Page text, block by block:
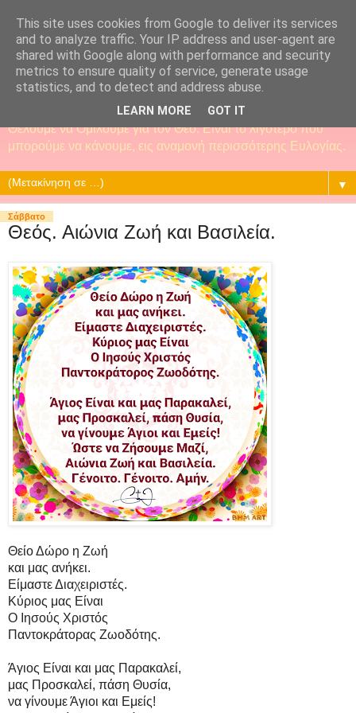
Θέλουμε να Ομιλούμε για τον Θεό. Είναι το λιγότερο που
μπορούμε να κάνουμε, εις αναμονή περισσότερης Ευλογίας.
▼
Σάββατο
Θεός. Αιώνια Ζωή και Βασιλεία.
Θείο Δώρο η Ζωή
και μας ανήκει.
Είμαστε Διαχειριστές.
Κύριος μας Είναι
Ο Ιησούς Χριστός
Παντοκράτορας Ζωοδότης.
Άγιος Είναι και μας Παρακαλεί,
μας Προσκαλεί, πάση Θυσία,
να γίνουμε Άγιοι και Εμείς!
This site uses cookies from Google to deliver its services
and to analyze traffic. Your IP address and user-agent are
shared with Google along with performance and security
metrics to ensure quality of service, generate usage
statistics, and to detect and address abuse.
LEARN MORE GOT IT